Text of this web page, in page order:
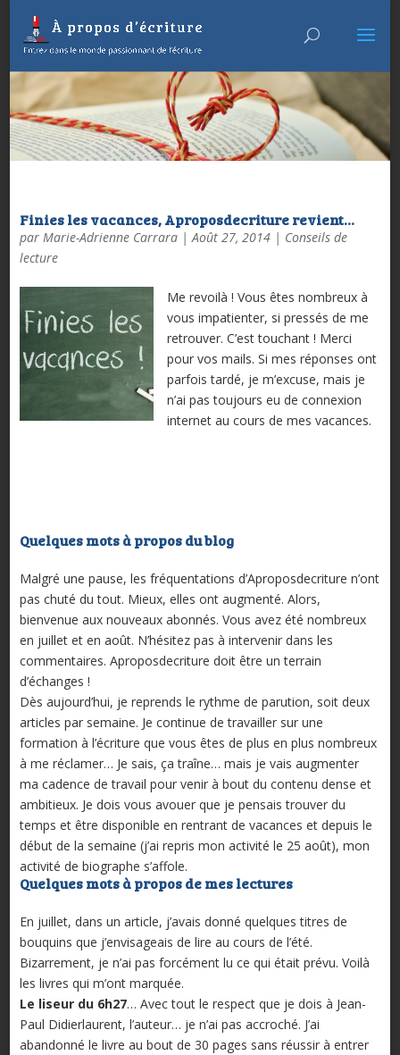
Finies les vacances, Aproposdecriture revient…
par Marie-Adrienne Carrara|Août 27, 2014| Conseils de
lecture
Me revoilà ! Vous êtes nombreux à
vous impatienter, si pressés de me
retrouver. C’est touchant ! Merci
pour vos mails. Si mes réponses ont
parfois tardé, je m’excuse, mais je
n’ai pas toujours eu de connexion
internet au cours de mes vacances.
Quelques mots à propos du blog
Malgré une pause, les fréquentations d’Aproposdecriture n’ont
pas chuté du tout. Mieux, elles ont augmenté. Alors,
bienvenue aux nouveaux abonnés. Vous avez été nombreux
en juillet et en août. N’hésitez pas à intervenir dans les
commentaires. Aproposdecriture doit être un terrain
d’échanges !
Dès aujourd’hui, je reprends le rythme de parution, soit deux
articles par semaine. Je continue de travailler sur une
formation à l’écriture que vous êtes de plus en plus nombreux
à me réclamer… Je sais, ça traîne… mais je vais augmenter
ma cadence de travail pour venir à bout du contenu dense et
ambitieux. Je dois vous avouer que je pensais trouver du
temps et être disponible en rentrant de vacances et depuis le
début de la semaine (j’ai repris mon activité le 25 août), mon
activité de biographe s’affole.
Quelques mots à propos de mes lectures
En juillet, dans un article, j’avais donné quelques titres de
bouquins que j’envisageais de lire au cours de l’été.
Bizarrement, je n’ai pas forcément lu ce qui était prévu. Voilà
les livres qui m’ont marquée.
Le liseur du 6h27… Avec tout le respect que je dois à Jean-
Paul Didierlaurent, l’auteur… je n’ai pas accroché. J’ai
abandonné le livre au bout de 30 pages sans réussir à entrer